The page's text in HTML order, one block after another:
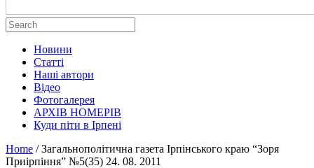
Новини
Статті
Наші автори
Відео
Фотогалерея
АРХІВ НОМЕРІВ
Куди піти в Ірпені
Home / Загальнополітична газета Ірпінського краю “Зоря
Приірпіння” №5(35) 24. 08. 2011